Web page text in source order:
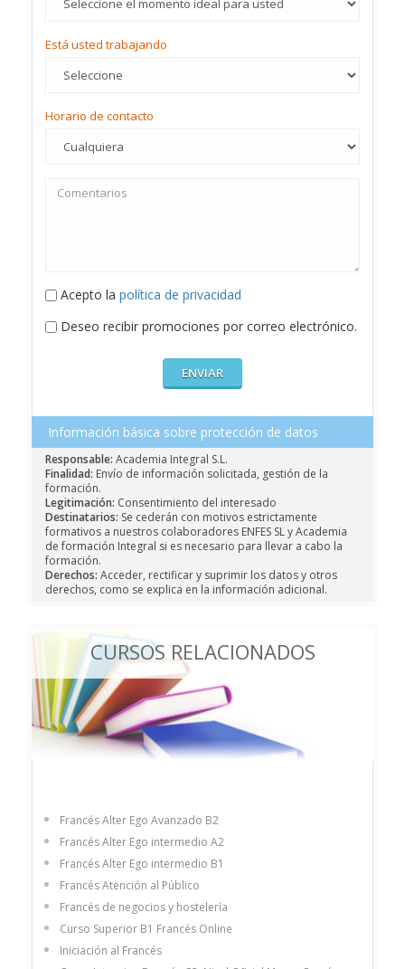
Está usted trabajando
Horario de contacto
Acepto la política de privacidad
Deseo recibir promociones por correo electrónico.
Información básica sobre protección de datos
Responsable: Academia Integral S.L.
Finalidad: Envío de información solicitada, gestión de la
formación.
Legitimación: Consentimiento del interesado
Destinatarios: Se cederán con motivos estrictamente
formativos a nuestros colaboradores ENFES SL y Academia
de formación Integral si es necesario para llevar a cabo la
formación.
Derechos: Acceder, rectificar y suprimir los datos y otros
derechos, como se explica en la información adicional.
CURSOS RELACIONADOS
Francés Alter Ego Avanzado B2
Francés Alter Ego intermedio A2
Francés Alter Ego intermedio B1
Francés Atención al Público
Francés de negocios y hostelería
Curso Superior B1 Francés Online
Iniciación al Francés